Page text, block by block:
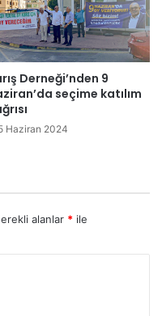
Derneği’nden 9
seçime katılım
Haziran 2024
alanlar * ile